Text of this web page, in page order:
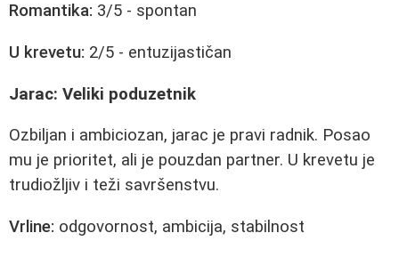
Romantika: 3/5 - spontan
U krevetu: 2/5 - entuzijastičan
Jarac: Veliki poduzetnik
Ozbiljan i ambiciozan, jarac je pravi radnik. Posao
mu je prioritet, ali je pouzdan partner. U krevetu je
trudiožljiv i teži savršenstvu.
Vrline: odgovornost, ambicija, stabilnost